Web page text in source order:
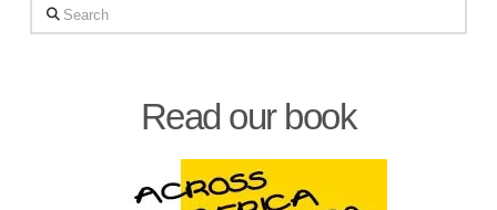
Search
Read our book